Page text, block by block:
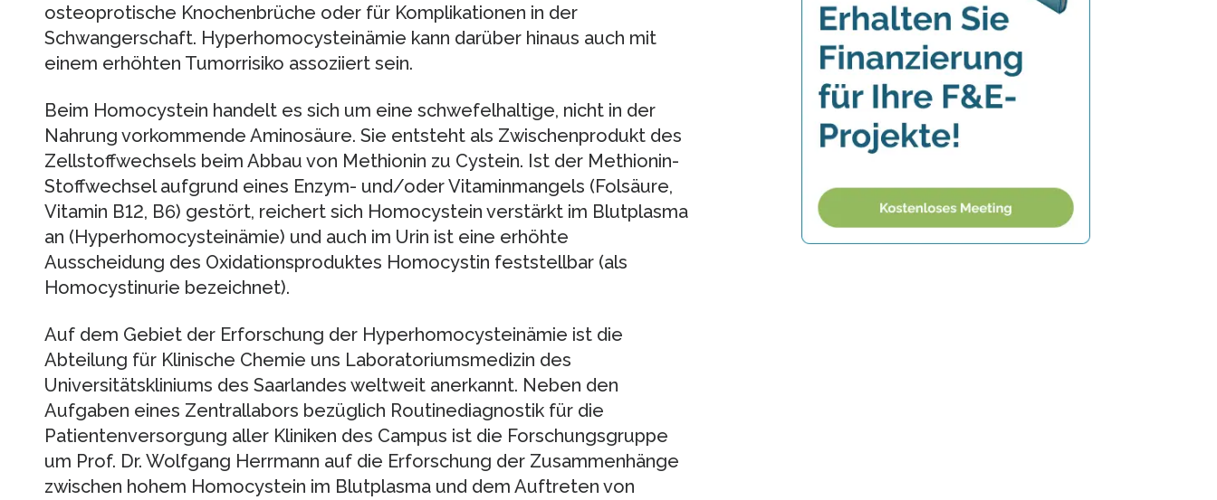
osteoprotische Knochenbrüche oder für Komplikationen in der
Schwangerschaft. Hyperhomocysteinämie kann darüber hinaus auch mit
einem erhöhten Tumorrisiko assoziiert sein.
Beim Homocystein handelt es sich um eine schwefelhaltige, nicht in der
Nahrung vorkommende Aminosäure. Sie entsteht als Zwischenprodukt des
Zellstoffwechsels beim Abbau von Methionin zu Cystein. Ist der Methionin-
Stoffwechsel aufgrund eines Enzym- und/oder Vitaminmangels (Folsäure,
Vitamin B12, B6) gestört, reichert sich Homocystein verstärkt im Blutplasma
an (Hyperhomocysteinämie) und auch im Urin ist eine erhöhte
Ausscheidung des Oxidationsproduktes Homocystin feststellbar (als
Homocystinurie bezeichnet).
Auf dem Gebiet der Erforschung der Hyperhomocysteinämie ist die
Abteilung für Klinische Chemie uns Laboratoriumsmedizin des
Universitätskliniums des Saarlandes weltweit anerkannt. Neben den
Aufgaben eines Zentrallabors bezüglich Routinediagnostik für die
Patientenversorgung aller Kliniken des Campus ist die Forschungsgruppe
um Prof. Dr. Wolfgang Herrmann auf die Erforschung der Zusammenhänge
zwischen hohem Homocystein im Blutplasma und dem Auftreten von